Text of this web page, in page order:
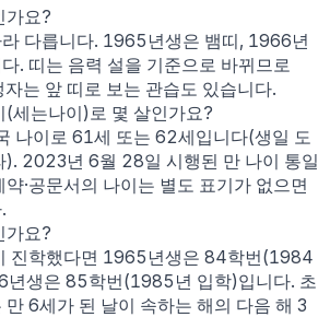
가요?
다릅니다. 1965년생은 뱀띠, 1966년
. 띠는 음력 설을 기준으로 바뀌므로
는 앞 띠로 보는 관습도 있습니다.
세는나이)로 몇 살인가요?
나이로 61세 또는 62세입니다(생일 도
). 2023년 6월 28일 시행된 만 나이 통일
약·공문서의 나이는 별도 표기가 없으면
가요?
진학했다면 1965년생은 84학번(1984
년생은 85학번(1985년 입학)입니다. 초
만 6세가 된 날이 속하는 해의 다음 해 3